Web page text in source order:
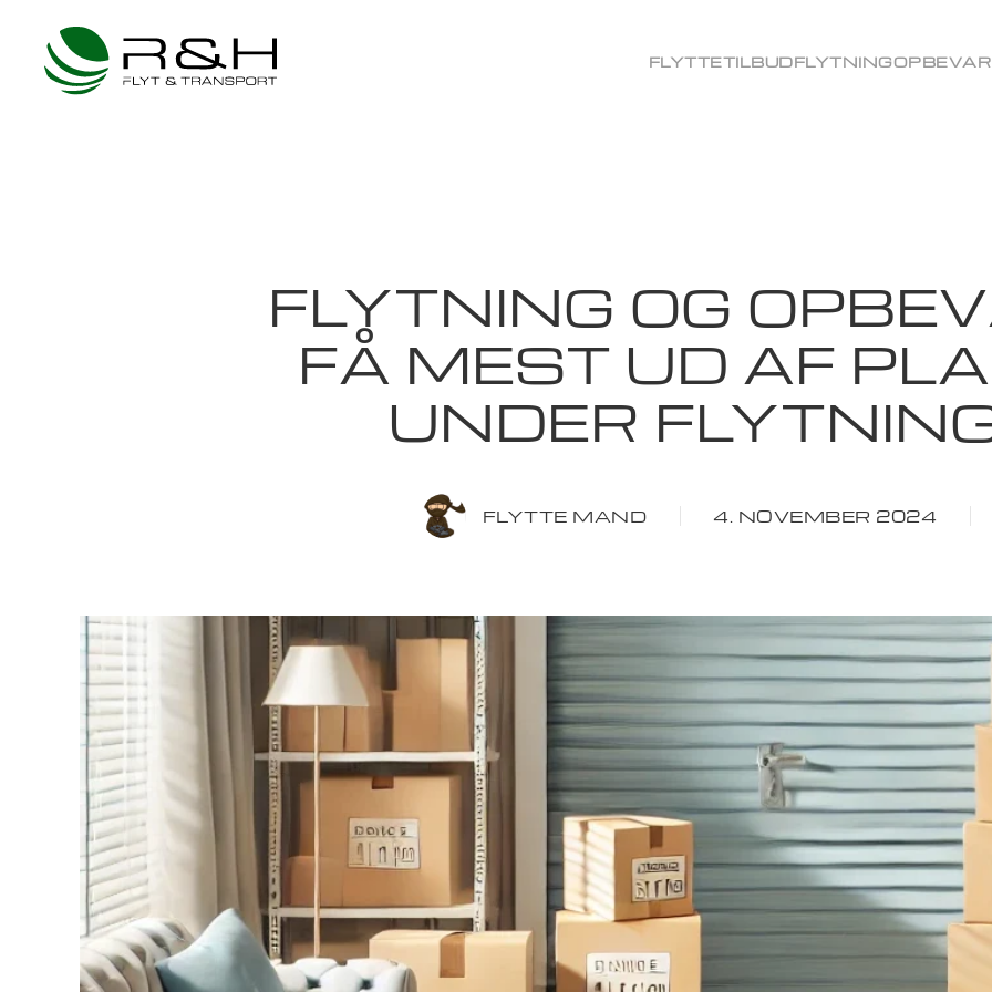
Gå til hovedindhold FLYTTETILBUDFLYTNING
FLYTNING OG
FÅ MEST UD AF
UNDER
FLYTTE MAND 4. NOVEMBER 2024